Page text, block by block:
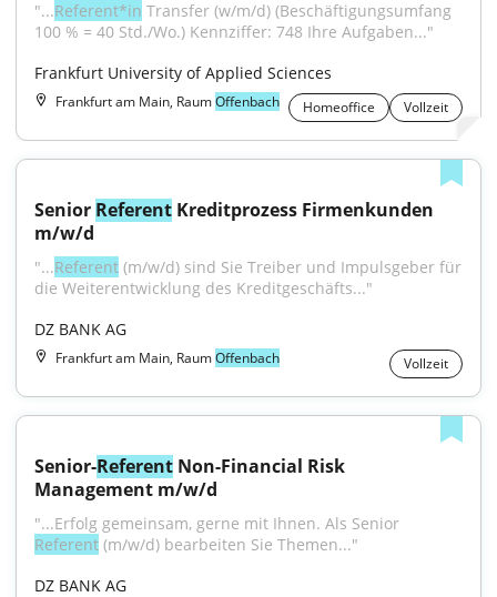
"...Referent*in Transfer (w/m/d) (Beschäftigungsumfang
100 % = 40 Std./Wo.) Kennziffer: 748 Ihre Aufgaben..."
Frankfurt University of Applied Sciences
Frankfurt am Main, RaumOffenbach Homeoffice Vollzeit
Senior Referent Kreditprozess Firmenkunden
m/w/d
"...Referent (m/w/d) sind Sie Treiber und Impulsgeber für
die Weiterentwicklung des Kreditgeschäfts..."
DZ BANK AG
Frankfurt am Main, RaumOffenbach Vollzeit
Senior-Referent Non-Financial Risk
Management m/w/d
Referent (m/w/d) bearbeiten Sie Themen..."
DZ BANK AG